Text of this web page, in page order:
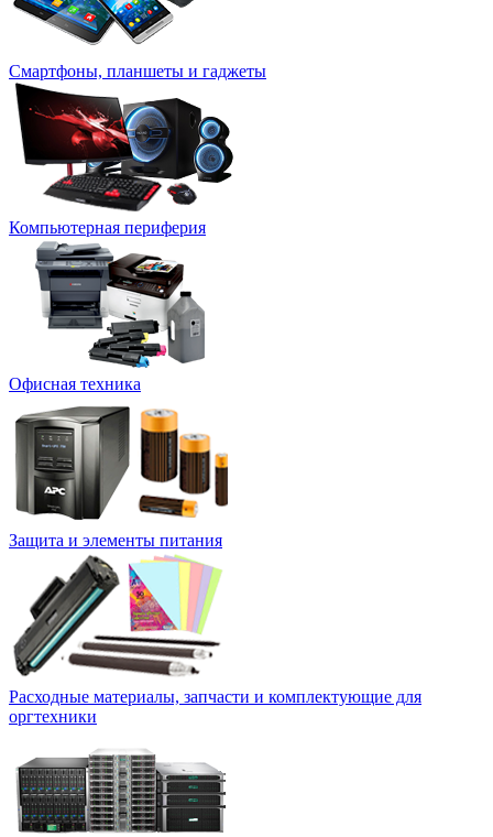
Смартфоны, планшеты и гаджеты
Компьютерная периферия
Офисная техника
Защита и элементы питания
Расходные материалы, запчасти и комплектующие для
оргтехники